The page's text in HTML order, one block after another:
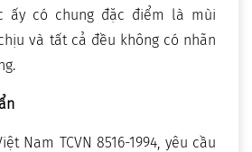
ấy có chung đặc điểm là mùi
và tất cả đều không có nhãn
Nam TCVN 8516-1994, yêu cầu